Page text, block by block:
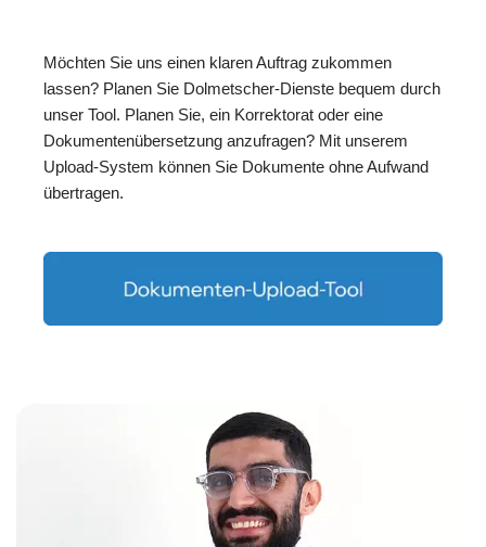
Möchten Sie uns einen klaren Auftrag zukommen
lassen? Planen Sie Dolmetscher-Dienste bequem durch
unser Tool. Planen Sie, ein Korrektorat oder eine
Dokumentenübersetzung anzufragen? Mit unserem
Upload-System können Sie Dokumente ohne Aufwand
übertragen.